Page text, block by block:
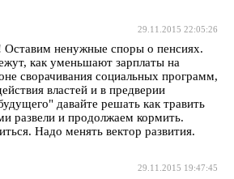
29.11.2015 22:05:26
ненужные споры о пенсиях.
как уменьшают зарплаты на
сворачивания социальных программ,
властей и в предверии
давайте решать как травить
развели и продолжаем кормить.
Надо менять вектор развития.
29.11.2015 19:47:45